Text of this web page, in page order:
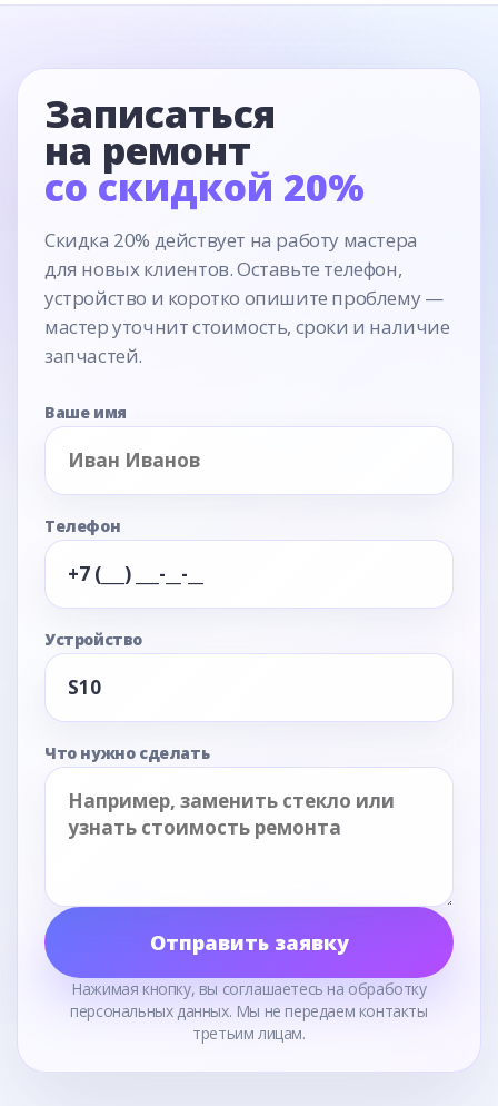
Записаться
на ремонт
со скидкой 20%
Скидка 20% действует на работу мастера
для новых клиентов. Оставьте телефон,
устройство и коротко опишите проблему —
мастер уточнит стоимость, сроки и наличие
запчастей.
Ваше имя
Телефон
Устройство
Что нужно сделать
Отправить заявку
Нажимая кнопку, вы соглашаетесь на обработку
персональных данных. Мы не передаем контакты
третьим лицам.